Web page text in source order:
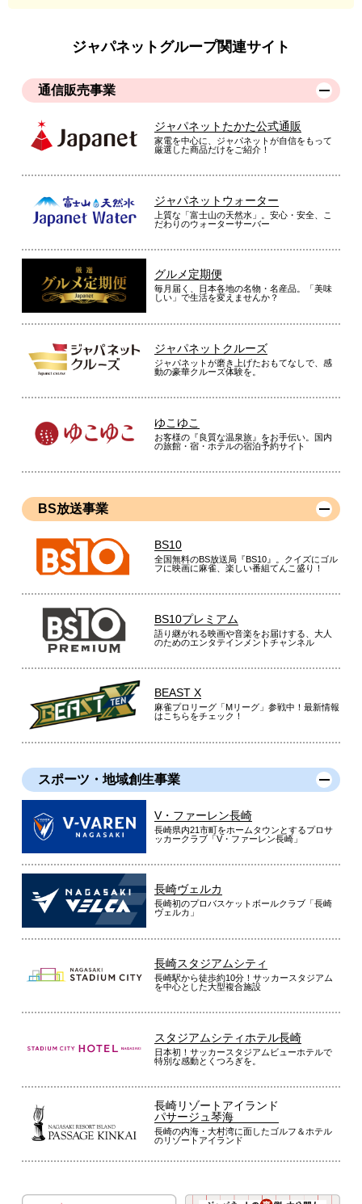
ジャパネットグループ関連サイト
通信販売事業
ジャパネットたかた公式通販
家電を中心に、ジャパネットが自信をもって
厳選した商品だけをご紹介！
ジャパネットウォーター
上質な「富士山の天然水」。安心・安全、こ
だわりのウォーターサーバー
グルメ定期便
毎月届く、日本各地の名物・名産品。「美味
しい」で生活を変えませんか？
ジャパネットクルーズ
ジャパネットが磨き上げたおもてなしで、感
動の豪華クルーズ体験を。
ゆこゆこ
お客様の『良質な温泉旅』をお手伝い。国内
の旅館・宿・ホテルの宿泊予約サイト
BS放送事業
BS10
全国無料のBS放送局『BS10』。クイズにゴル
フに映画に麻雀、楽しい番組てんこ盛り！
BS10プレミアム
語り継がれる映画や音楽をお届けする、大人
のためのエンタテインメントチャンネル
BEAST X
麻雀プロリーグ「Mリーグ」参戦中！最新情報
はこちらをチェック！
スポーツ・地域創生事業
V・ファーレン長崎
長崎県内21市町をホームタウンとするプロサ
ッカークラブ「V・ファーレン長崎」
長崎ヴェルカ
長崎初のプロバスケットボールクラブ「長崎
ヴェルカ」
長崎スタジアムシティ
長崎駅から徒歩約10分！サッカースタジアム
を中心とした大型複合施設
スタジアムシティホテル長崎
日本初！サッカースタジアムビューホテルで
特別な感動とくつろぎを。
長崎リゾートアイランド
パサージュ琴海
長崎の内海・大村湾に面したゴルフ＆ホテル
のリゾートアイランド